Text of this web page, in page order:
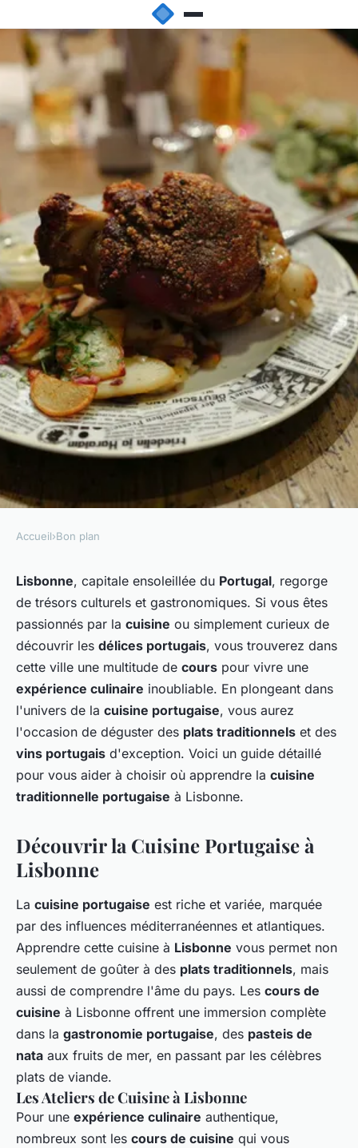
BON PLAN
Où apprendre la cuisine
traditionnelle portugaise à
Lisbonne?
Jade• 23 mai 2024•6 min de lecture
Accueil›Bon plan
Lisbonne, capitale ensoleillée du Portugal, regorge
de trésors culturels et gastronomiques. Si vous êtes
passionnés par la cuisine ou simplement curieux de
découvrir les délices portugais, vous trouverez dans
cette ville une multitude de cours pour vivre une
expérience culinaire inoubliable. En plongeant dans
l'univers de la cuisine portugaise, vous aurez
l'occasion de déguster des plats traditionnels et des
vins portugais d'exception. Voici un guide détaillé
pour vous aider à choisir où apprendre la cuisine
traditionnelle portugaise à Lisbonne.
Découvrir la Cuisine Portugaise à
Lisbonne
La cuisine portugaise est riche et variée, marquée
par des influences méditerranéennes et atlantiques.
Apprendre cette cuisine à Lisbonne vous permet non
seulement de goûter à des plats traditionnels, mais
aussi de comprendre l'âme du pays. Les cours de
cuisine à Lisbonne offrent une immersion complète
dans la gastronomie portugaise, des pasteis de
nata aux fruits de mer, en passant par les célèbres
plats de viande.
Les Ateliers de Cuisine à Lisbonne
Pour une expérience culinaire authentique,
nombreux sont les cours de cuisine qui vous